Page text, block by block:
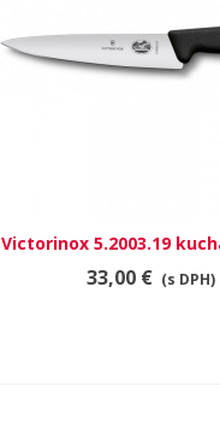
RÝCHLY NÁHĽAD
Victorinox 5.2003.19
33,00 € (s DPH)